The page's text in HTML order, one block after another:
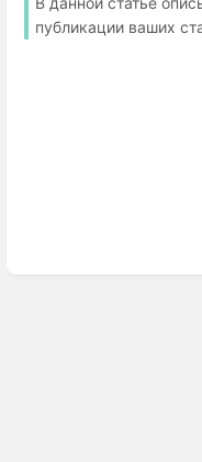
публикации ваших